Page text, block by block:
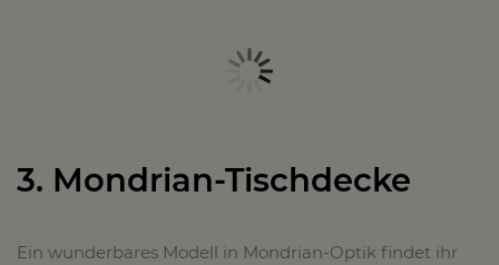
3. Mondrian-Tischdecke
Ein wunderbares Modell in Mondrian-Optik findet ihr